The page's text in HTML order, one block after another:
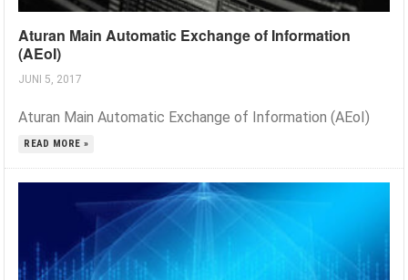
Aturan Main Automatic Exchange of Information
(AEoI)
JUNI 5, 2017
Aturan Main Automatic Exchange of Information (AEoI)
READ MORE »